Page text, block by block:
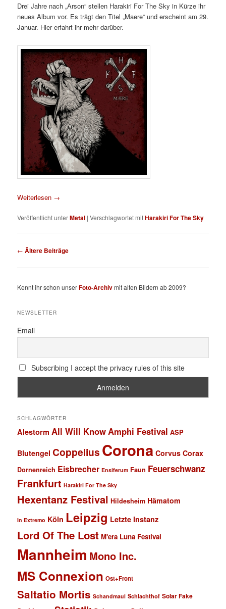
Drei Jahre nach „Arson“ stellen Harakiri For The Sky in Kürze ihr
neues Album vor. Es trägt den Titel „Maere“ und erscheint am 29.
Januar. Hier erfahrt ihr mehr darüber.
Weiterlesen →
Veröffentlicht unterMetal |Verschlagwortet mitHarakiri For The Sky
Beitragsnavigation
← Ältere Beiträge
Kennt ihr schon unserFoto-Archivmit alten Bildern ab 2009?
NEWSLETTER
Email
Subscribing I accept the privacy rules of this site
SCHLAGWÖRTER
Alestorm All Will Know Amphi Festival ASP
Blutengel Coppelius Corona Corvus Corax
Dornenreich Eisbrecher Ensiferum Faun Feuerschwanz
Frankfurt Harakiri For The Sky
Hexentanz Festival Hildesheim Hämatom
In Extremo Köln Leipzig Letzte Instanz
Lord Of The Lost M'era Luna Festival
Mannheim Mono Inc.
MS Connexion Ost+Front
Saltatio Mortis Schandmaul Schlachthof Solar Fake